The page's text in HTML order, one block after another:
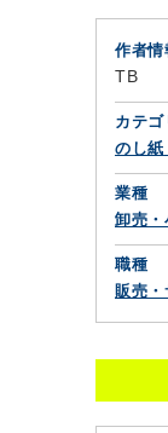
作者情
TB
カテゴ
のし紙
業種
卸売・
職種
販売・